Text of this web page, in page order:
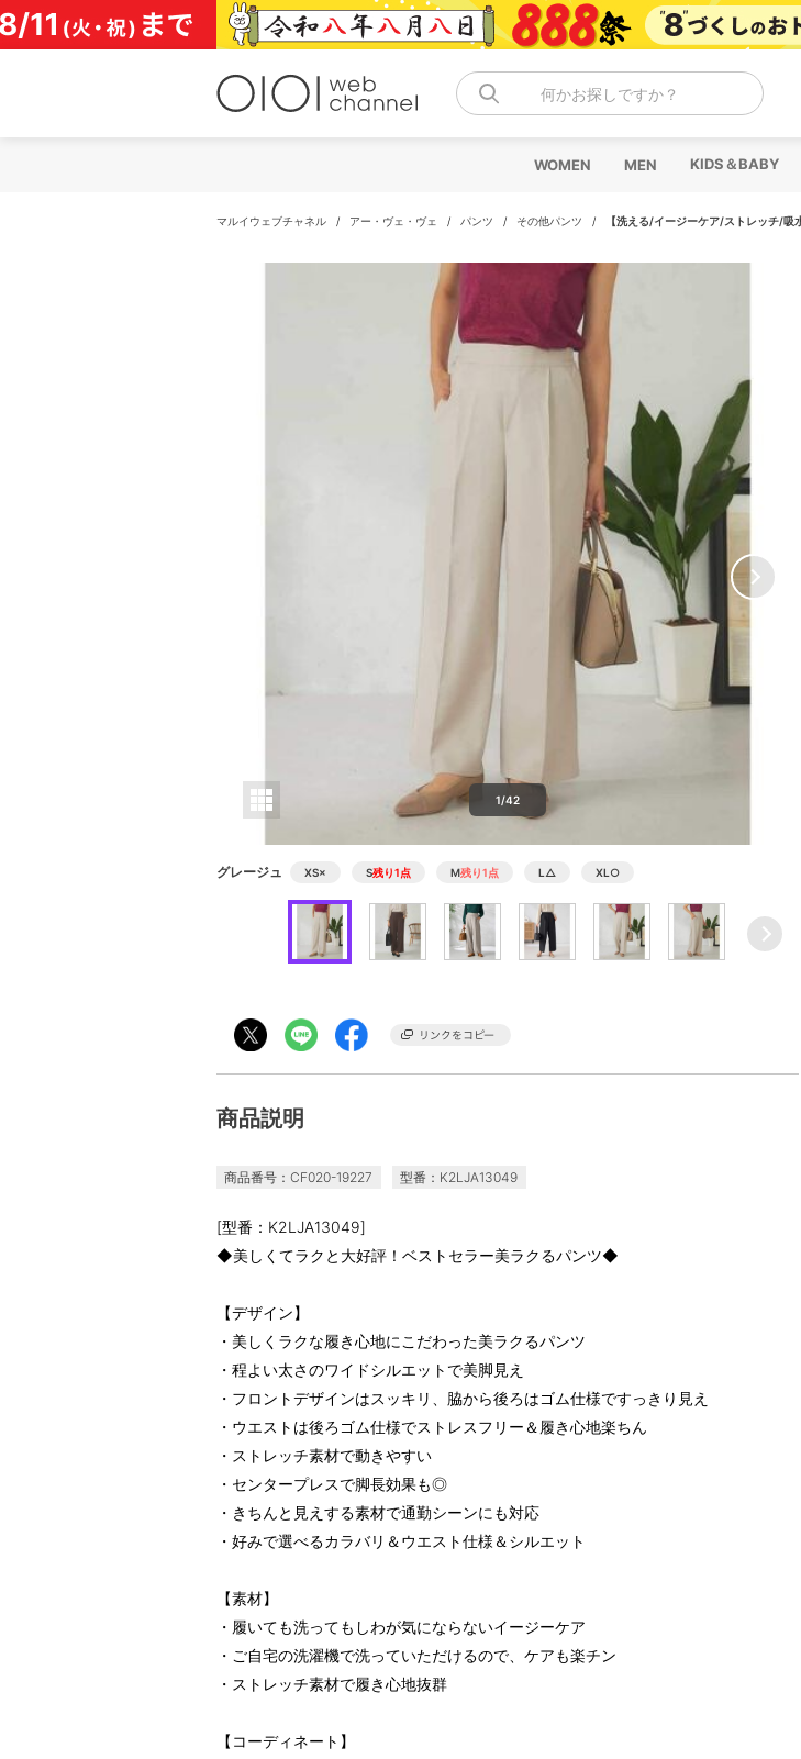
コ
ン
テ
何かお探しですか？
WOMEN MEN KIDS＆BABY
マルイウェブチャネル / アー・ヴェ・ヴェ / パンツ / その他パンツ / 【洗える/イージーケア/ストレッチ/
1/42
グレージュ XS× S残り1点 M残り1点 L △ XL ○
商品説明
商品番号：CF020-19227 型番：K2LJA13049
[型番：K2LJA13049]
◆美しくてラクと大好評！ベストセラー美ラクるパンツ◆
【デザイン】
・美しくラクな履き心地にこだわった美ラクるパンツ
・程よい太さのワイドシルエットで美脚見え
・フロントデザインはスッキリ、脇から後ろはゴム仕様ですっきり見え
・ウエストは後ろゴム仕様でストレスフリー＆履き心地楽ちん
・ストレッチ素材で動きやすい
・センタープレスで脚長効果も◎
・きちんと見えする素材で通勤シーンにも対応
・好みで選べるカラバリ＆ウエスト仕様＆シルエット
【素材】
・履いても洗ってもしわが気にならないイージーケア
・ご自宅の洗濯機で洗っていただけるので、ケアも楽チン
・ストレッチ素材で履き心地抜群
【コーディネート】